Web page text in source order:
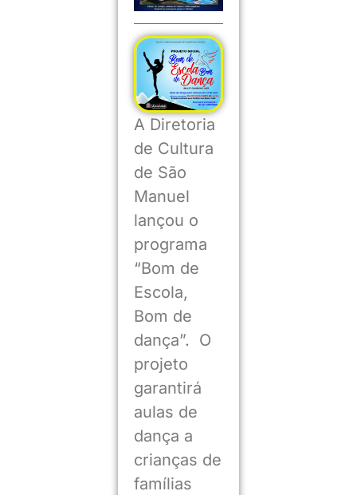
A Diretoria
de Cultura
de São
Manuel
lançou o
programa
“Bom de
Escola,
Bom de
dança”. O
projeto
garantirá
aulas de
dança a
crianças de
famílias